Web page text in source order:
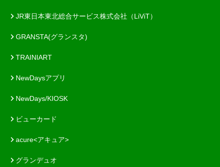
JR東日本東北総合サービス株式会社（LiViT）
GRANSTA(グランスタ)
TRAINIART
NewDaysアプリ
NewDays/KIOSK
ビューカード
acure<アキュア>
グランデュオ